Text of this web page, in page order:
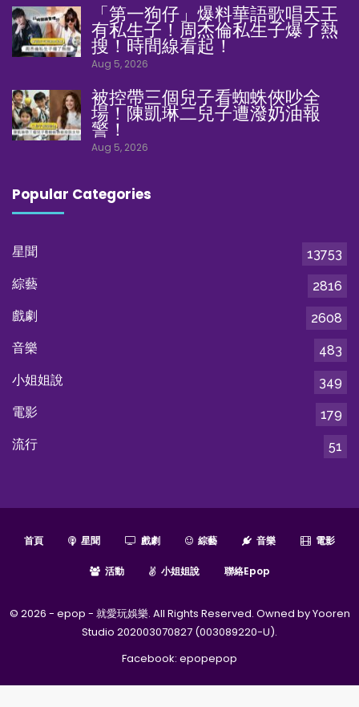
「第一狗仔」爆料華語歌唱天王
有私生子！周杰倫私生子爆了熱
搜！時間線看起！
Aug 5, 2026
被控帶三個兒子看蜘蛛俠吵全
場！陳凱琳二兒子遭潑奶油報
警！
Aug 5, 2026
Popular Categories
星聞
13753
綜藝
2816
戲劇
2608
音樂
483
小姐姐說
349
電影
179
流行
51
首頁 星聞 戲劇 綜藝 音樂 電影
活動 小姐姐說 聯絡epop
© 2026 - epop - 就愛玩娛樂. All Rights Reserved. Owned by Yooren
Studio 202003070827 (003089220-U).
Facebook: epopepop